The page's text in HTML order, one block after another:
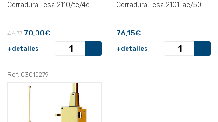
Cerradura Tesa 2110/te/4e .
46,77 70,00€
+detalles
Cerradura Tesa 2101-ae/50 .
76,15€
+detalles
Ref: 03010279